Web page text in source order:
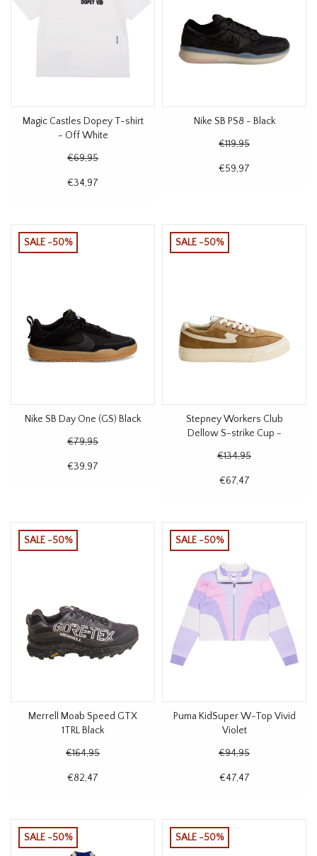
Magic Castles Dopey T-shirt
- Off White
€69,95
€34,97
Nike SB PS8 - Black
€119,95
€59,97
SALE -50%
Nike SB Day One (GS) Black
€79,95
€39,97
SALE -50%
Stepney Workers Club
Dellow S-strike Cup -
€134,95
€67,47
SALE -50%
Merrell Moab Speed GTX
1TRL Black
€164,95
€82,47
SALE -50%
Puma KidSuper W-Top Vivid
Violet
€94,95
€47,47
SALE -50% SALE -50%